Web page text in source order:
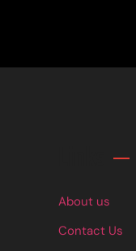
About us
Contact Us